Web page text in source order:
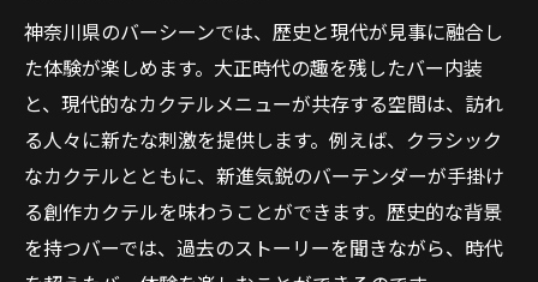
神奈川県のバーシーンでは、歴史と現代が見事に融合し
た体験が楽しめます。大正時代の趣を残したバー内装
と、現代的なカクテルメニューが共存する空間は、訪れ
る人々に新たな刺激を提供します。例えば、クラシック
なカクテルとともに、新進気鋭のバーテンダーが手掛け
る創作カクテルを味わうことができます。歴史的な背景
を持つバーでは、過去のストーリーを聞きながら、時代